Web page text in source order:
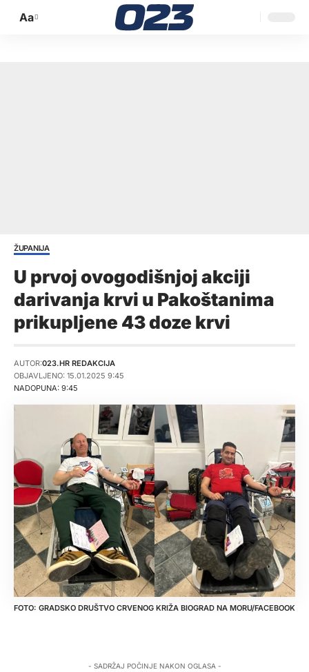
Promijeni
Aa
ŽUPANIJA
U prvoj ovogodišnjoj akciji
darivanja krvi u Pakoštanima
prikupljene 43 doze krvi
NADOPUNA: 9:45
AUTOR:023.HR REDAKCIJA
OBJAVLJENO: 15.01.2025 9:45
GRADSKO DRUŠTVO CRVENOG KRIŽA BIOGRAD NA MORU/FACEBOOK
- SADRŽAJ POČINJE NAKON OGLASA -